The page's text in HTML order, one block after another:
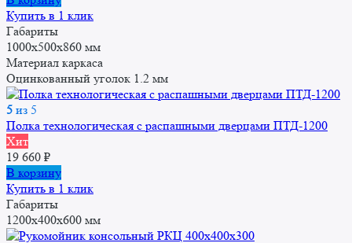
составляла
12
866 ₽.
Купить в 1 клик
Габариты
1000х500х860 мм
Материал каркаса
Оцинкованный уголок 1.2 мм
5 из 5
Полка технологическая с распашными дверцами ПТД-1200
Хит
19 660 ₽
В корзину
Купить в 1 клик
Габариты
1200x400x600 мм